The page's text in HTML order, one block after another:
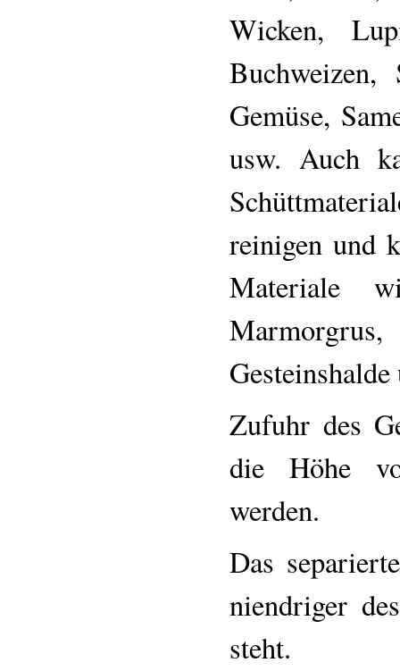
Wicken,
Gemüse,
usw. Auch
reinigen und
Materiale
Gesteinshalde
Zufuhr des
die Höhe
werden.
Das
niendriger
steht.